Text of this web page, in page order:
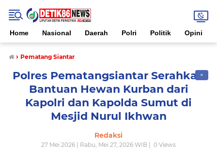
Home Nasional Daerah Polri Politik Opini
› Pematang Siantar
✕
Polres Pematangsiantar Serahkan
Bantuan Hewan Kurban dari
Kapolri dan Kapolda Sumut di
Mesjid Nurul Ikhwan
Redaksi
27 Mei 2026 | Rabu, Mei 27, 2026 WIB | 0 Views